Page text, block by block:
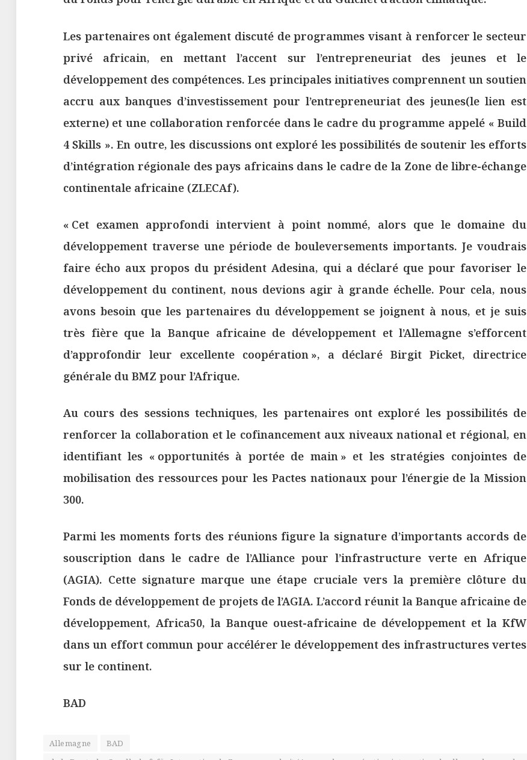
Les partenaires ont également discuté de programmes visant à renforcer le secteur
privé africain, en mettant l’accent sur l’entrepreneuriat des jeunes et le
développement des compétences. Les principales initiatives comprennent un soutien
accru aux banques d’investissement pour l’entrepreneuriat des jeunes(le lien est
externe) et une collaboration renforcée dans le cadre du programme appelé « Build
4 Skills ». En outre, les discussions ont exploré les possibilités de soutenir les efforts
d’intégration régionale des pays africains dans le cadre de la Zone de libre-échange
continentale africaine (ZLECAf).
« Cet examen approfondi intervient à point nommé, alors que le domaine du
développement traverse une période de bouleversements importants. Je voudrais
faire écho aux propos du président Adesina, qui a déclaré que pour favoriser le
développement du continent, nous devions agir à grande échelle. Pour cela, nous
avons besoin que les partenaires du développement se joignent à nous, et je suis
très fière que la Banque africaine de développement et l’Allemagne s’efforcent
d’approfondir leur excellente coopération », a déclaré Birgit Picket, directrice
générale du BMZ pour l’Afrique.
Au cours des sessions techniques, les partenaires ont exploré les possibilités de
renforcer la collaboration et le cofinancement aux niveaux national et régional, en
identifiant les « opportunités à portée de main » et les stratégies conjointes de
mobilisation des ressources pour les Pactes nationaux pour l’énergie de la Mission
300.
Parmi les moments forts des réunions figure la signature d’importants accords de
souscription dans le cadre de l’Alliance pour l’infrastructure verte en Afrique
(AGIA). Cette signature marque une étape cruciale vers la première clôture du
Fonds de développement de projets de l’AGIA. L’accord réunit la Banque africaine de
développement, Africa50, la Banque ouest-africaine de développement et la KfW
dans un effort commun pour accélérer le développement des infrastructures vertes
sur le continent.
BAD
Allemagne
BAD